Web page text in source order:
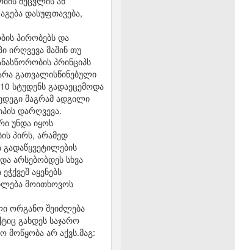
დასუფთავება,
პირობებს და
ირღვევა მაშინ თუ
პრინციპს
გათვალისწინებული
სტუდენს გადაეცემოდა
მაგრამ ადგილი
დარღვევა.
უნდა იყოს
პირს, არამედ
გადაწყვეტილების
არსებობდეს სხვა
აყენებს
მოითხოვოს
ორგანო შეიძლება
გახდეს საჯარო
მოწყობა არ აქვს.მაგ: